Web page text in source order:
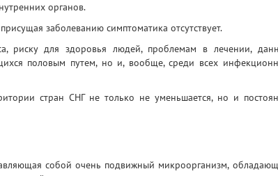
органов.
заболеванию симптоматика отсутствует.
риску для здоровья людей, проблемам в лечении,
половым путем, но и, вообще, среди всех
стран СНГ не только не уменьшается, но и
собой очень подвижный микроорганизм,